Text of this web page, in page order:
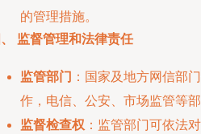
的管理措施。
监督管理和法律责任
监管部门 ：国家及地方网信部
作，电信、公安、市场监管等
监督检查权 ：监管部门可依法